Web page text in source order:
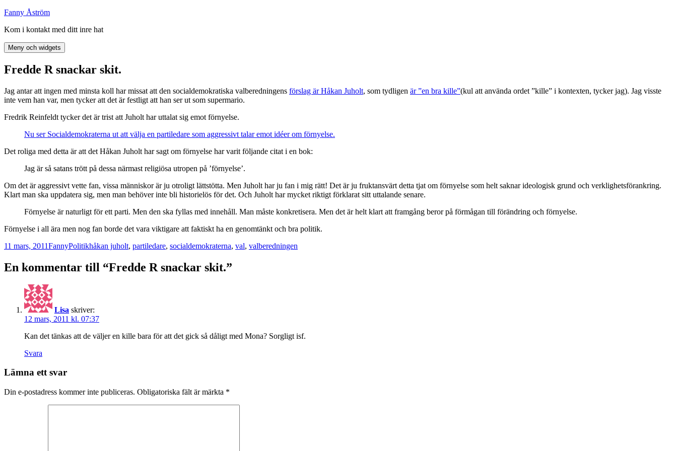
Hoppa
innehåll
Fanny Åström
Kom i kontakt med ditt inre hat
Meny och widgets
Fredde R snackar skit.
Jag antar att ingen med minsta koll har missat att den socialdemokratiska valberedningens förslag är Håkan Juholt, som tydligen är ”en bra kille”(kul att använda ordet ”kille” i kontexten, tycker jag). Jag visste
inte vem han var, men tycker att det är festligt att han ser ut som supermario.
Fredrik Reinfeldt tycker det är trist att Juholt har uttalat sig emot förnyelse.
Nu ser Socialdemokraterna ut att välja en partiledare som aggressivt talar emot idéer om förnyelse.
Det roliga med detta är att det Håkan Juholt har sagt om förnyelse har varit följande citat i en bok:
Jag är så satans trött på dessa närmast religiösa utropen på ’förnyelse’.
Om det är aggressivt vette fan, vissa människor är ju otroligt lättstötta. Men Juholt har ju fan i mig rätt! Det är ju fruktansvärt detta tjat om förnyelse som helt saknar ideologisk grund och verklighetsförankring.
Klart man ska uppdatera sig, men man behöver inte bli historielös för det. Och Juholt har mycket riktigt förklarat sitt uttalande senare.
Förnyelse är naturligt för ett parti. Men den ska fyllas med innehåll. Man måste konkretisera. Men det är helt klart att framgång beror på förmågan till förändring och förnyelse.
Förnyelse i all ära men nog fan borde det vara viktigare att faktiskt ha en genomtänkt och bra politik.
Postat
11 mars, 2011Författare
FannyKategorier
PolitikTaggar
håkan juholt, partiledare, socialdemokraterna, val, valberedningen
En kommentar till “Fredde R snackar skit.”
Lisa skriver:
12 mars, 2011 kl. 07:37
Kan det tänkas att de väljer en kille bara för att det gick så dåligt med Mona? Sorgligt isf.
Svara
Lämna ett svar
Din e-postadress kommer inte publiceras. Obligatoriska fält är märkta *